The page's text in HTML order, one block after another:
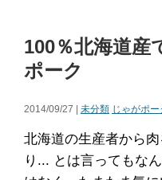
100％北海道産
ポーク
2014/09/27 | 未分類 じゃがポー
北海道の生産者から
り... とは言ってもな